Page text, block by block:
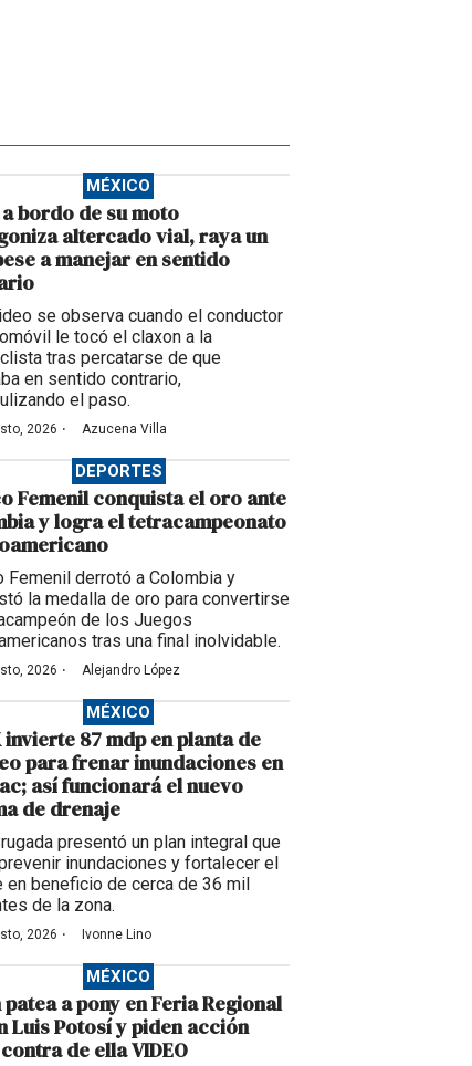
MÉXICO
bordo de su moto
altercado vial, raya un
a manejar en sentido
se observa cuando el conductor
le tocó el claxon a la
tras percatarse de que
en sentido contrario,
el paso.
2026 · Azucena Villa
DEPORTES
Femenil conquista el oro ante
y logra el tetracampeonato
Femenil derrotó a Colombia y
la medalla de oro para convertirse
de los Juegos
tras una final inolvidable.
2026 · Alejandro López
MÉXICO
invierte 87 mdp en planta de
para frenar inundaciones en
así funcionará el nuevo
de drenaje
presentó un plan integral que
inundaciones y fortalecer el
en beneficio de cerca de 36 mil
de la zona.
2026 · Ivonne Lino
MÉXICO
a pony en Feria Regional
Luis Potosí y piden acción
de ella VIDEO